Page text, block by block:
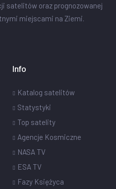
satelitów oraz prognozowanej
miejscami na Ziemi.
Info
Katalog satelitów
Statystyki
Top satelity
Agencje Kosmiczne
NASA TV
ESA TV
Fazy Księżyca